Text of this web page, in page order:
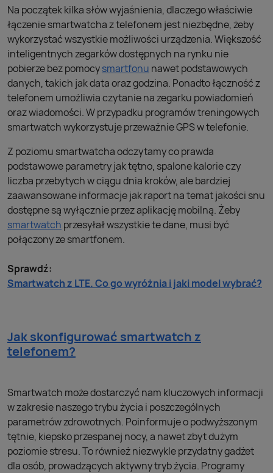
Na początek kilka słów wyjaśnienia, dlaczego właściwie
łączenie smartwatcha z telefonem jest niezbędne, żeby
wykorzystać wszystkie możliwości urządzenia. Większość
inteligentnych zegarków dostępnych na rynku nie
pobierze bez pomocysmartfonu nawet podstawowych
danych, takich jak data oraz godzina. Ponadto łączność z
telefonem umożliwia czytanie na zegarku powiadomień
oraz wiadomości. W przypadku programów treningowych
smartwatch wykorzystuje przeważnie GPS w telefonie.
Z poziomu smartwatcha odczytamy co prawda
podstawowe parametry jak tętno, spalone kalorie czy
liczba przebytych w ciągu dnia kroków, ale bardziej
zaawansowane informacje jak raport na temat jakości snu
dostępne są wyłącznie przez aplikację mobilną. Żeby
smartwatch przesyłał wszystkie te dane, musi być
połączony ze smartfonem.
Sprawdź:
Smartwatch z LTE. Co go wyróżnia i jaki model wybrać?
Jak skonfigurować smartwatch z
telefonem?
Smartwatch może dostarczyć nam kluczowych informacji
w zakresie naszego trybu życia i poszczególnych
parametrów zdrowotnych. Poinformuje o podwyższonym
tętnie, kiepsko przespanej nocy, a nawet zbyt dużym
poziomie stresu. To również niezwykle przydatny gadżet
dla osób, prowadzących aktywny tryb życia. Programy